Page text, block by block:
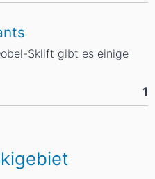
Sklift gibt es einige
1